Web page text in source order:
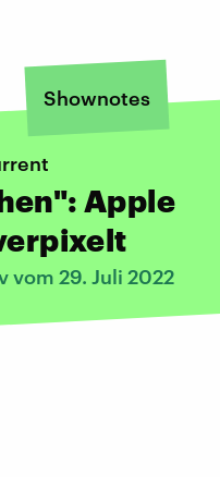
Shownotes
Apple
vom 29. Juli 2022